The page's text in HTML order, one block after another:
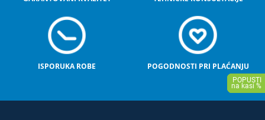
ISPORUKA ROBE POGODNOSTI PRI PLAĆANJU